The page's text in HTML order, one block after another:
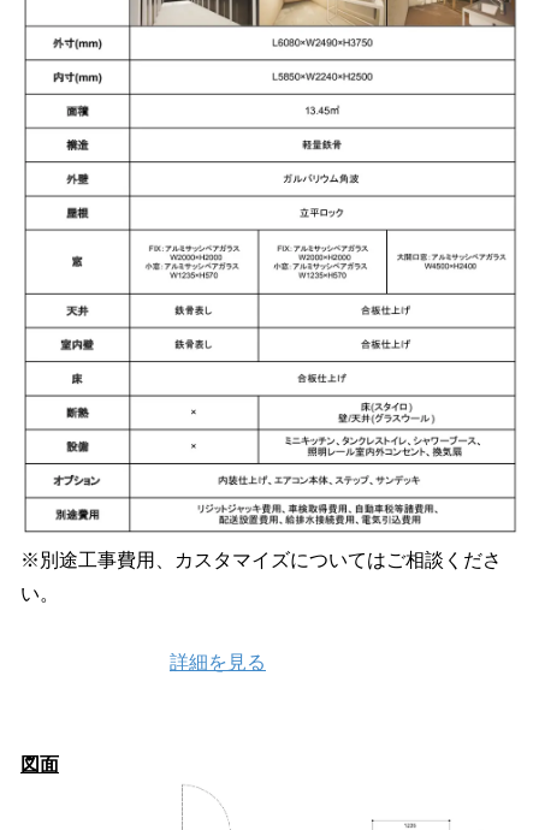
※別途工事費用、カスタマイズについてはご相談くださ
い。
詳細を見る
図面